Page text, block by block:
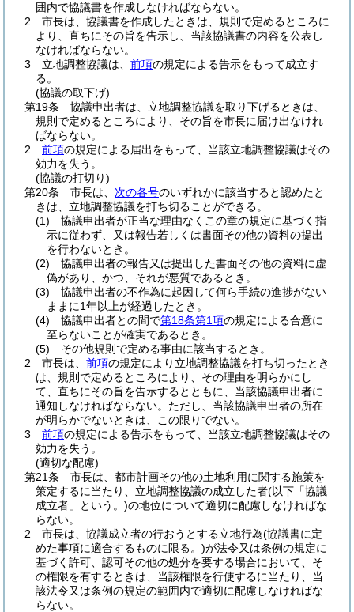
囲内で協議書を作成しなければならない。
2
市長は、協議書を作成したときは、規則で定めるところに
より、直ちにその旨を告示し、当該協議書の内容を公表し
なければならない。
3
立地調整協議は、 前項の規定による告示をもって成立す
る。
(協議の取下げ)
第19条
協議申出者は、立地調整協議を取り下げるときは、
規則で定めるところにより、その旨を市長に届け出なけれ
ばならない。
2
前項の規定による届出をもって、当該立地調整協議はその
効力を失う。
(協議の打切り)
第20条
市長は、 次の各号のいずれかに該当すると認めたと
きは、立地調整協議を打ち切ることができる。
(1)
協議申出者が正当な理由なくこの章の規定に基づく指
示に従わず、又は報告若しくは書面その他の資料の提出
を行わないとき。
(2)
協議申出者の報告又は提出した書面その他の資料に虚
偽があり、かつ、それが悪質であるとき。
(3)
協議申出者の不作為に起因して何ら手続の進捗がない
ままに1年以上が経過したとき。
(4)
協議申出者との間で第18条第1項の規定による合意に
至らないことが確実であるとき。
(5)
その他規則で定める事由に該当するとき。
2
市長は、 前項の規定により立地調整協議を打ち切ったとき
は、規則で定めるところにより、その理由を明らかにし
て、直ちにその旨を告示するとともに、当該協議申出者に
通知しなければならない。 ただし、当該協議申出者の所在
が明らかでないときは、この限りでない。
3
前項の規定による告示をもって、当該立地調整協議はその
効力を失う。
(適切な配慮)
第21条
市長は、都市計画その他の土地利用に関する施策を
策定するに当たり、立地調整協議の成立した者(以下「協議
成立者」という。)の地位について適切に配慮しなければな
らない。
2
市長は、協議成立者の行おうとする立地行為(協議書に定
めた事項に適合するものに限る。)が法令又は条例の規定に
基づく許可、認可その他の処分を要する場合において、そ
の権限を有するときは、当該権限を行使するに当たり、当
該法令又は条例の規定の範囲内で適切に配慮しなければな
らない。